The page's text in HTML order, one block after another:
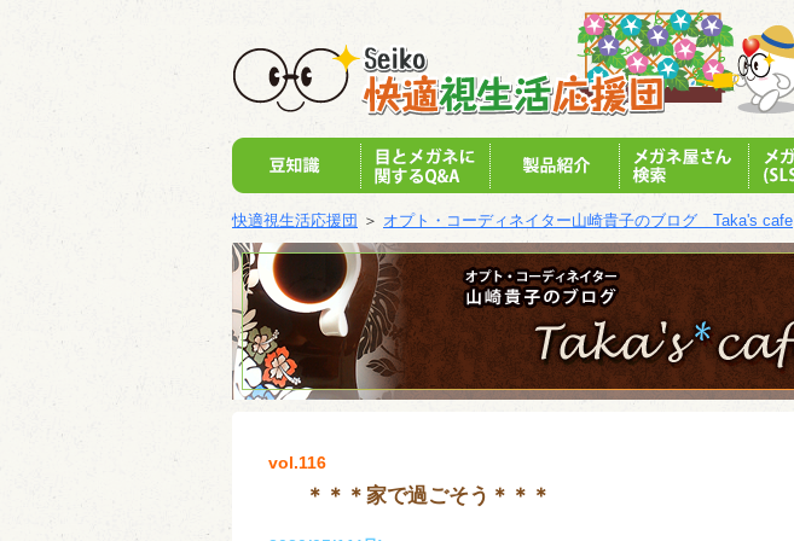
快適視生活応援団 ＞ オプト・コーディネイター山崎貴子のブログ Taka's cafe
vol.116
＊＊＊家で過ごそう＊＊＊